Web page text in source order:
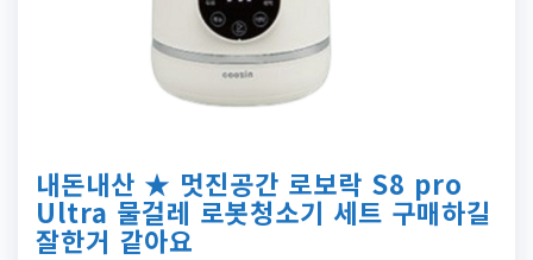
내돈내산 ★ 멋진공간 로보락 S8 pro
Ultra 물걸레 로봇청소기 세트 구매하길
잘한거 같아요